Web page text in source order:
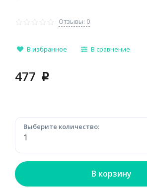
Отзывы: 0
В избранное В сравнение
477 p
Выберите количество:
В корзину